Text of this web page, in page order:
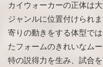
カイウォーカーの正体は
ジャンルに位置付けられ
寄りの動きをする体型で
たフォームのきれいなム
特の説得力を生み、試合